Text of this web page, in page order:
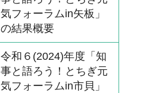
気フォーラムin矢板」
の結果概要
令和６(2024)年度「知
事と語ろう！とちぎ元
気フォーラムin市貝」